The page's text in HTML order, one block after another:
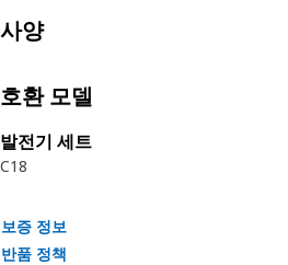
사양
호환 모델
발전기 세트
C18
보증 정보
반품 정책